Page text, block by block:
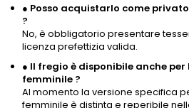
● Posso acquistarlo come
?
No, è obbligatorio presentare
licenza prefettizia valida.
● Il fregio è disponibile anche
femminile ?
Al momento la versione specifica
femminile è distinta e reperibile